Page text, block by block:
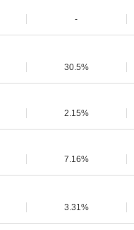
-
30.5%
2.15%
7.16%
3.31%